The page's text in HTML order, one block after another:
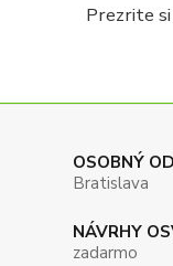
Prezrite si
OSOBNÝ
Bratislava
NÁVRHY
zadarmo